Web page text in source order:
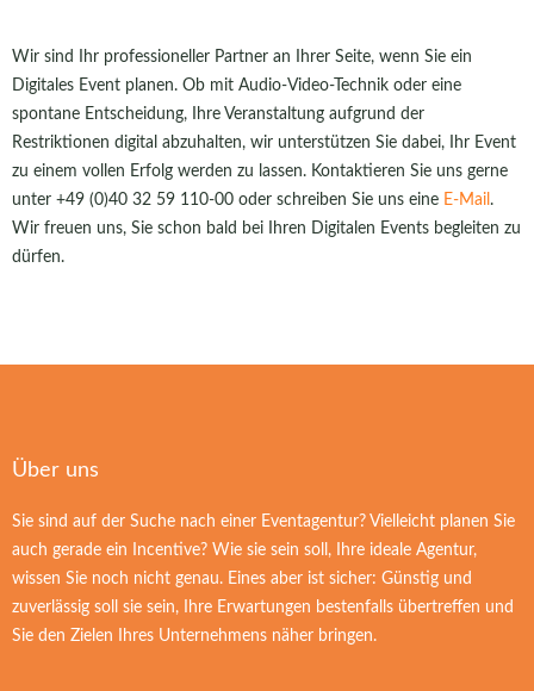
Wir sind Ihr professioneller Partner an Ihrer Seite, wenn Sie ein
Digitales Event planen. Ob mit Audio-Video-Technik oder eine
spontane Entscheidung, Ihre Veranstaltung aufgrund der
Restriktionen digital abzuhalten, wir unterstützen Sie dabei, Ihr Event
zu einem vollen Erfolg werden zu lassen. Kontaktieren Sie uns gerne
unter +49 (0)40 32 59 110-00 oder schreiben Sie uns eine E-Mail .
Wir freuen uns, Sie schon bald bei Ihren Digitalen Events begleiten zu
dürfen.
Über uns
Sie sind auf der Suche nach einer Eventagentur? Vielleicht planen Sie
auch gerade ein Incentive? Wie sie sein soll, Ihre ideale Agentur,
wissen Sie noch nicht genau. Eines aber ist sicher: Günstig und
zuverlässig soll sie sein, Ihre Erwartungen bestenfalls übertreffen und
Sie den Zielen Ihres Unternehmens näher bringen.